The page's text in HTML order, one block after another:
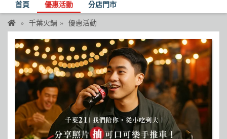
首頁 優惠活動 分店門市
千葉火鍋 優惠活動
優惠活動
折價卷
線上DM
找菜單
品牌總覽